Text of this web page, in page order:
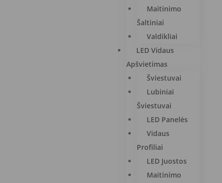
Maitinimo
Šaltiniai
Valdikliai
LED Vidaus
Apšvietimas
Šviestuvai
Lubiniai
Šviestuvai
LED Panelės
Vidaus
Profiliai
LED Juostos
Maitinimo